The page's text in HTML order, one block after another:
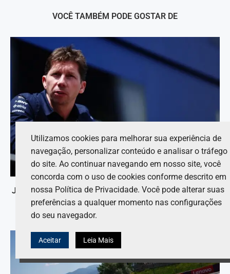
VOCÊ TAMBÉM PODE GOSTAR DE
James Vowles envia mensagem desafiadora à Williams
F1 em meio às dificuldades de 2026
6 de agosto de 2026
Utilizamos cookies para melhorar sua experiência de
navegação, personalizar conteúdo e analisar o tráfego
do site. Ao continuar navegando em nosso site, você
concorda com o uso de cookies conforme descrito em
nossa Política de Privacidade. Você pode alterar suas
preferências a qualquer momento nas configurações
do seu navegador.
Aceitar Leia Mais